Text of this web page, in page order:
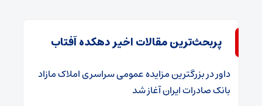
پربحث‌ترین مقالات اخیر دهکده آفتاب
داوردر​بزرگترین مزایده عمومی سراسری املاک مازاد
بانک صادرات ایران آغاز شد